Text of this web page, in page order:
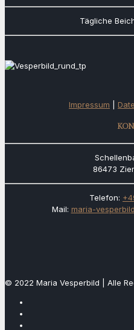
Tägliche
Impressum
86473
Telefon:
Mail: maria-
© 2022 Maria Vesperbild | Alle